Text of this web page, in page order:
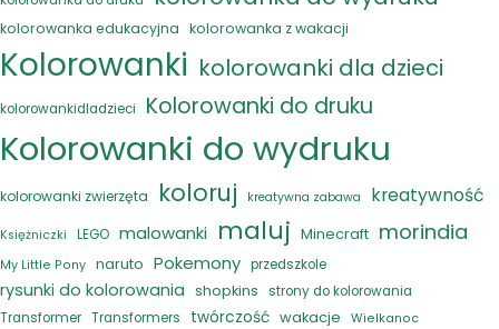
kolorowanka edukacyjna kolorowanka z wakacji
Kolorowanki kolorowanki dla dzieci
kolorowankidladzieci Kolorowanki do druku
Kolorowanki do wydruku
kolorowanki zwierzęta koloruj kreatywna zabawa kreatywność
Księżniczki LEGO malowanki maluj Minecraft morindia
My Little Pony naruto Pokemony przedszkole
rysunki do kolorowania shopkins
strony do kolorowania
Transformer Transformers twórczość wakacje Wielkanoc